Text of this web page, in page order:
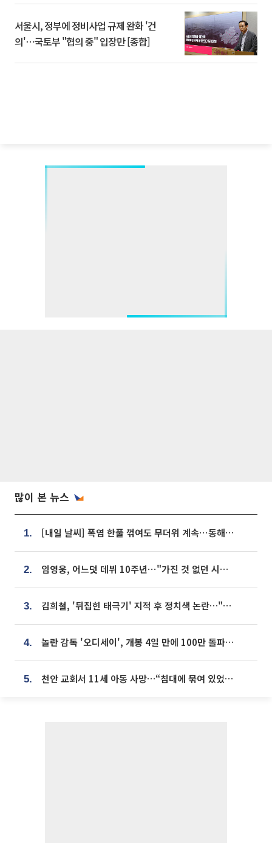
서울시, 정부에 정비사업 규제 완화 '건
의'⋯국토부 "협의 중" 입장만 [종합]
많이 본 뉴스
1. [내일 날씨] 폭염 한풀 꺾여도 무더위 계속⋯동해안 이틀 연속 비
2. 임영웅, 어느덧 데뷔 10주년⋯"가진 것 없던 시절, 내 앞엔 20명의 팬뿐"
3. 김희철, '뒤집힌 태극기' 지적 후 정치색 논란…"좌우 떠나 우리나라 국기"
4. 놀란 감독 '오디세이', 개봉 4일 만에 100만 돌파⋯'왕사남' 보다 빠르다
5. 천안 교회서 11세 아동 사망…“침대에 묶여 있었다” 진술 확보